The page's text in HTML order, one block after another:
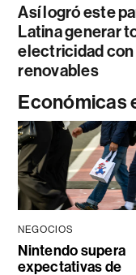
Así logró este
Latina generar
electricidad
renovables
Económicas
NEGOCIOS
Nintendo supera
expectativas de